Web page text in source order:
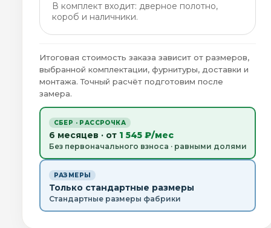
В комплект входит: дверное полотно,
короб и наличники.
Итоговая стоимость заказа зависит от размеров,
выбранной комплектации, фурнитуры, доставки и
монтажа. Точный расчёт подготовим после
замера.
СБЕР · РАССРОЧКА
6 месяцев · от 1 545 ₽/мес
Без первоначального взноса · равными долями
РАЗМЕРЫ
Только стандартные размеры
Стандартные размеры фабрики